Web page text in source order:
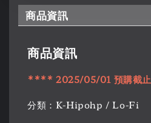
商品資訊
商品資訊
**** 2025/05/01 預購截止
分類：K-Hipohp / Lo-Fi